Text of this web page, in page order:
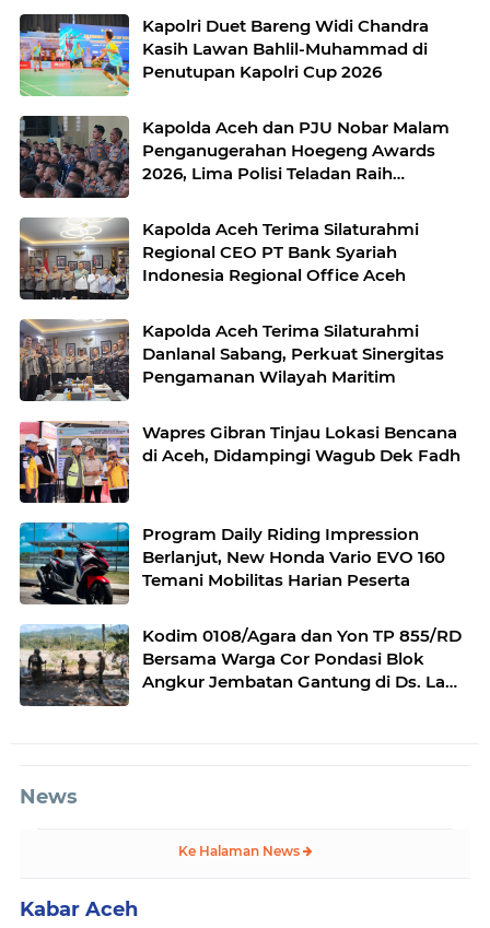
Kapolri Duet Bareng Widi Chandra
Kasih Lawan Bahlil-Muhammad di
Penutupan Kapolri Cup 2026
Kapolda Aceh dan PJU Nobar Malam
Penganugerahan Hoegeng Awards
2026, Lima Polisi Teladan Raih
Kapolda Aceh Terima Silaturahmi
Regional CEO PT Bank Syariah
Indonesia Regional Office Aceh
Kapolda Aceh Terima Silaturahmi
Danlanal Sabang, Perkuat Sinergitas
Pengamanan Wilayah Maritim
Wapres Gibran Tinjau Lokasi Bencana
di Aceh, Didampingi Wagub Dek Fadh
Program Daily Riding Impression
Berlanjut, New Honda Vario EVO 160
Temani Mobilitas Harian Peserta
Kodim 0108/Agara dan Yon TP 855/RD
Bersama Warga Cor Pondasi Blok
Angkur Jembatan Gantung di Ds. Lawe
News
Ke Halaman News
Kabar Aceh